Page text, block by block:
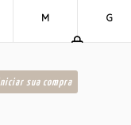
M G
sua compra